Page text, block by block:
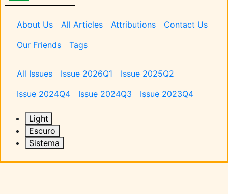
Pages
About Us All Articles Attributions
Contact Us
Our Friends
Tags
Issues
All Issues Issue 2026Q1
Issue 2025Q2
Issue 2024Q4
Issue 2024Q3 Issue 2023Q4
Light
Escuro
Sistema